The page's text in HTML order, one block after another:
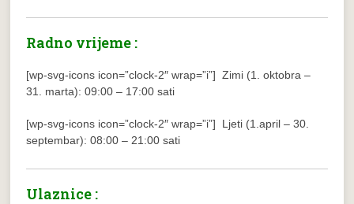
Radno vrijeme :
[wp-svg-icons icon=”clock-2″ wrap=”i”] Zimi (1. oktobra –
31. marta): 09:00 – 17:00 sati
[wp-svg-icons icon=”clock-2″ wrap=”i”] Ljeti (1.april – 30.
septembar): 08:00 – 21:00 sati
Ulaznice :